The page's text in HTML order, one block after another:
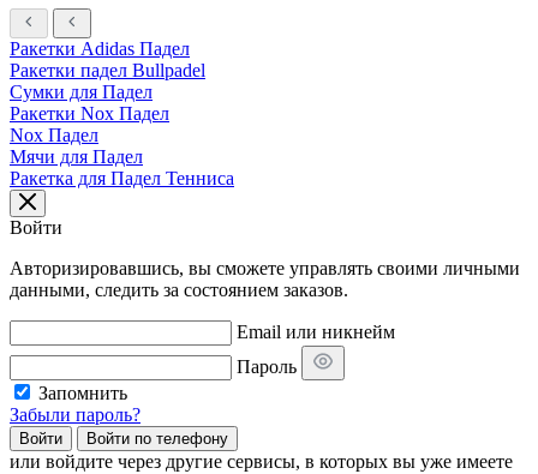
Ракетки Adidas Падел
Ракетки падел Bullpadel
Сумки для Падел
Ракетки Nox Падел
Nox Падел
Мячи для Падел
Ракетка для Падел Тенниса
Войти
Авторизировавшись, вы сможете управлять своими личными
данными, следить за состоянием заказов.
Email или никнейм
Пароль
Запомнить
Забыли пароль?
Войти Войти по телефону
или войдите через другие сервисы, в которых вы уже имеете